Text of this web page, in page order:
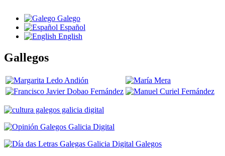
Galego
Español
English
Gallegos